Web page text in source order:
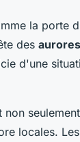
la porte
des
d'une
non
locales.